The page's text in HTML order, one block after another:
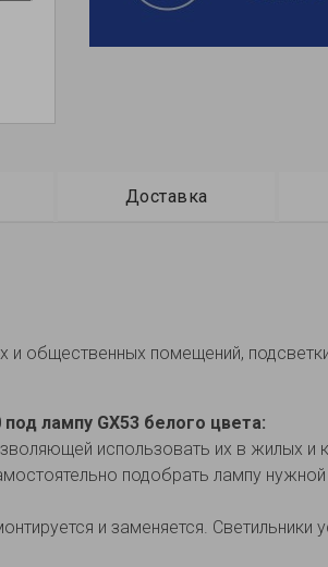
Доставка
общественных помещений,
лампу GX53 белого цвета:
использовать их в жилых и
подобрать лампу
и заменяется.